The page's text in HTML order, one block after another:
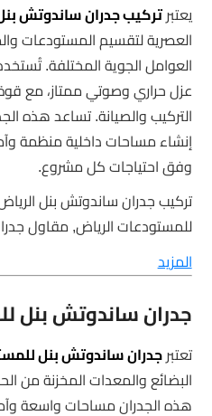
يعتبرتركيب جدران ساندوتش
العصرية لتقسيم المستودعات
العوامل الجوية المختلفة.
عزل حراري وصوتي ممتاز، مع
التركيب والصيانة. تساعد هذه
إنشاء مساحات داخلية منظمة
وفق احتياجات كل مشروع.
تركيب جدران ساندوتش بنل
للمستودعات الرياض, مقاول
المزيد
جدران ساندوتش بنل
تعتبرجدران ساندوتش بنل
البضائع والمعدات المخزنة من
هذه الجدران مساحات واسعة